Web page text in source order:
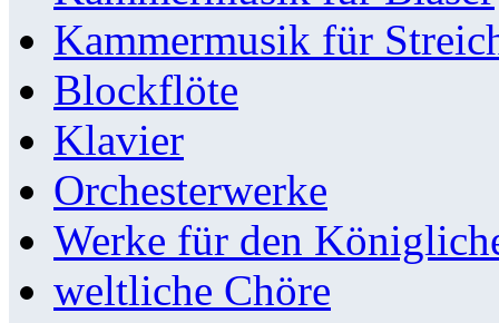
Kammermusik für
Blockflöte
Klavier
Orchesterwerke
Werke für den
weltliche Chöre